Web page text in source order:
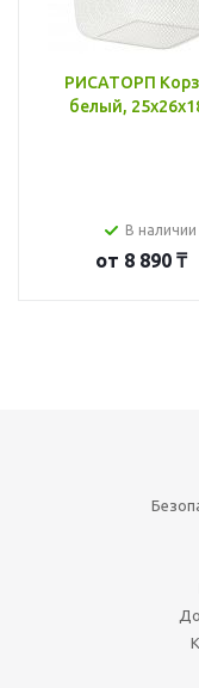
РИСАТОРП
белый,
В наличии
от 8 890 ₸